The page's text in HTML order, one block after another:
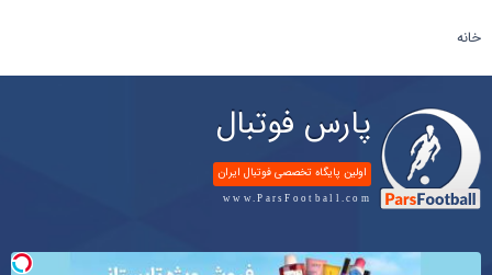
خانه
پارس فوتبال
اولین پایگاه تخصصی فوتبال ایران
www.ParsFootball.com